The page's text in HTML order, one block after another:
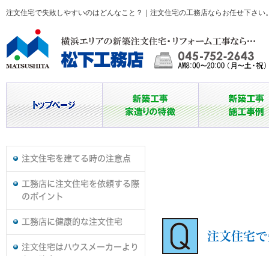
注文住宅で失敗しやすいのはどんなこと？｜注文住宅の工務店ならお任せ下さい
注文住宅を建てる時の注意点
工務店に注文住宅を依頼する際
のポイント
工務店に健康的な注文住宅
注文住宅はハウスメーカーより
注文住宅